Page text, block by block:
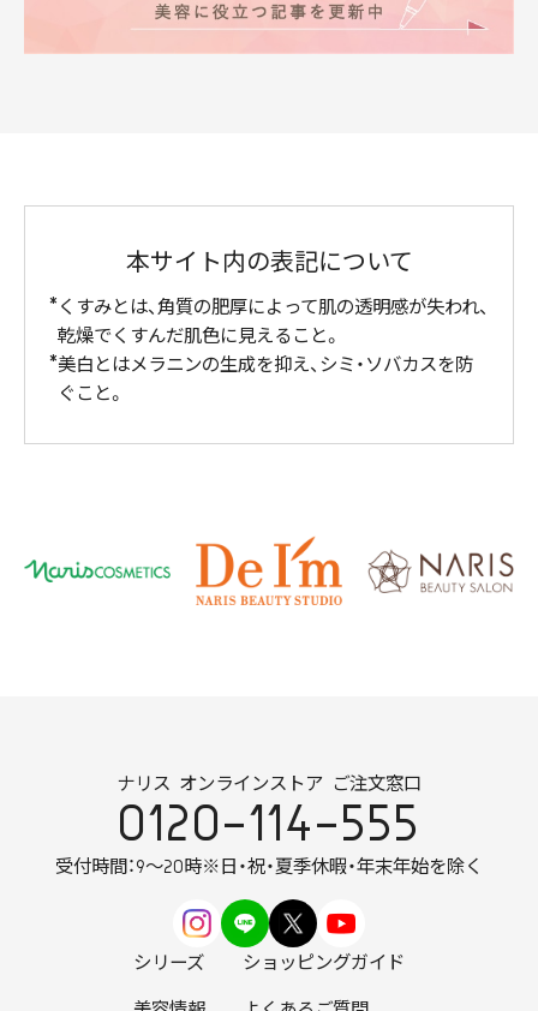
本サイト内の表記について
くすみとは、角質の肥厚によって肌の透明感が失われ、
乾燥でくすんだ肌色に見えること。
美白とはメラニンの生成を抑え、シミ・ソバカスを防
ぐこと。
ナリス オンラインストア ご注文窓口
0120-114-555
受付時間：9～20時※日・祝・夏季休暇・年末年始を除く
シリーズ ショッピングガイド